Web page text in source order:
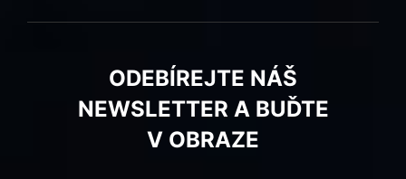
ODEBÍREJTE NÁŠ
NEWSLETTER A BUĎTE
V OBRAZE